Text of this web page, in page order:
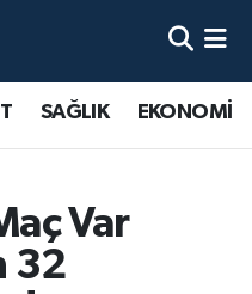
SAĞLIK EKONOMİ
Var
32
Fikstür